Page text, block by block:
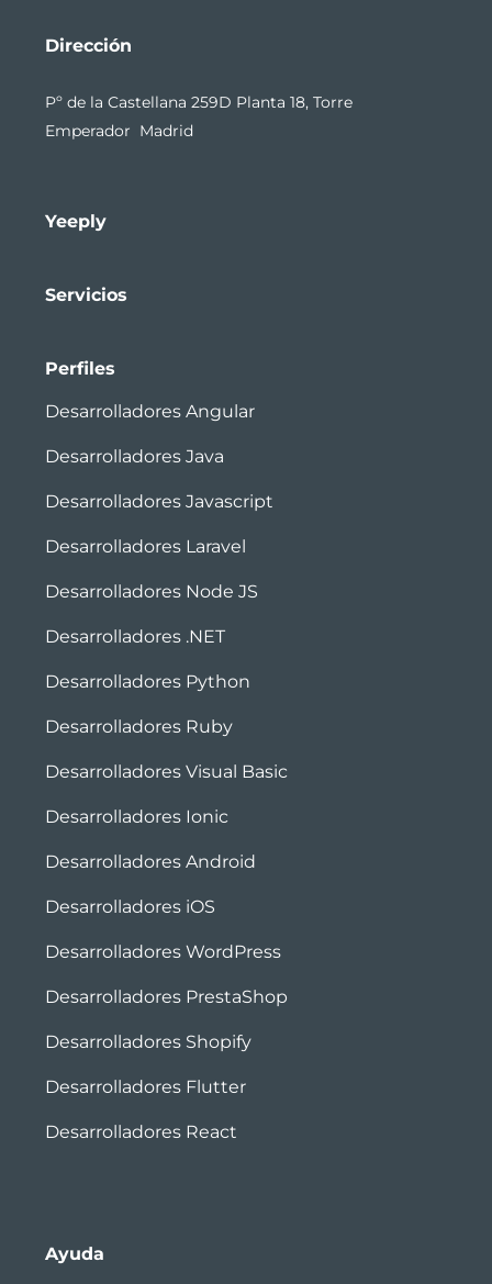
Dirección
Pº de la Castellana 259D Planta 18, Torre
Emperador Madrid
Yeeply
Servicios
Perfiles
Desarrolladores Angular
Desarrolladores Java
Desarrolladores Javascript
Desarrolladores Laravel
Desarrolladores Node JS
Desarrolladores .NET
Desarrolladores Python
Desarrolladores Ruby
Desarrolladores Visual Basic
Desarrolladores Ionic
Desarrolladores Android
Desarrolladores iOS
Desarrolladores WordPress
Desarrolladores PrestaShop
Desarrolladores Shopify
Desarrolladores Flutter
Desarrolladores React
Ayuda